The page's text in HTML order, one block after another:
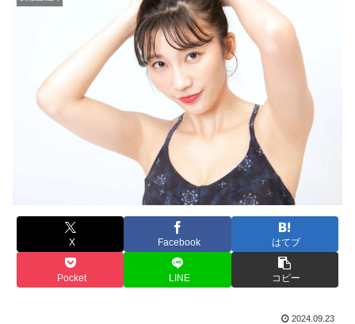
X Facebook はてブ
Pocket LINE コピー
2024.09.23